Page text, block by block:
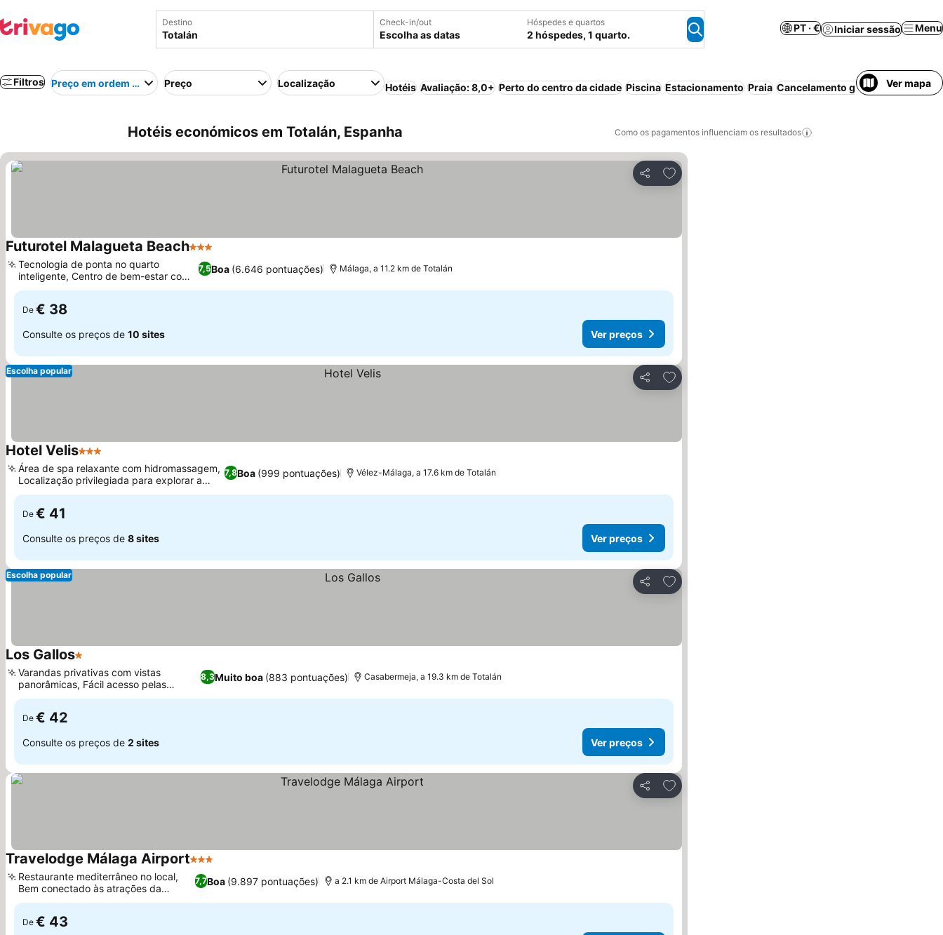
Destino Check-in/out
Escolha as datas
Hóspedes e quartos
2 hóspedes, 1 quarto.
PT · € Iniciar sessão Menu
Filtros Preço em ordem crescentePreço Localização Hotéis Avaliação: 8,0+ Perto do centro da cidade Piscina Estacionamento Praia Cancelamento gratuitoVer mapa
Hotéis económicos em Totalán, Espanha Como os pagamentos influenciam os resultados
Partilhar
Adicionar aos favoritos
Futurotel Malagueta Beach3 Estrelas
7,5Boa (6.646 pontuações)
Tecnologia de ponta no quarto
inteligente, Centro de bem-estar com
jacuzzi
Málaga, a 11.2 km de Totalán
De € 38
Consulte os preços de 10 sites Ver preços
Partilhar
Adicionar aos favoritos
Escolha popular
Hotel Velis3 Estrelas
7,8Boa (999 pontuações)
Área de spa relaxante com hidromassagem,
Localização privilegiada para explorar a
região
Vélez-Málaga, a 17.6 km de Totalán
De € 41
Consulte os preços de 8 sites Ver preços
Partilhar
Adicionar aos favoritos
Escolha popular
Los Gallos1 Estrelas
8,3Muito boa (883 pontuações)
Varandas privativas com vistas
panorâmicas, Fácil acesso pelas
principais rodovias
Casabermeja, a 19.3 km de Totalán
De € 42
Consulte os preços de 2 sites Ver preços
Partilhar
Adicionar aos favoritos
Travelodge Málaga Airport3 Estrelas
7,7Boa (9.897 pontuações)
Restaurante mediterrâneo no local,
Bem conectado às atrações da
cidade
a 2.1 km de Airport Málaga-Costa del Sol
De € 43